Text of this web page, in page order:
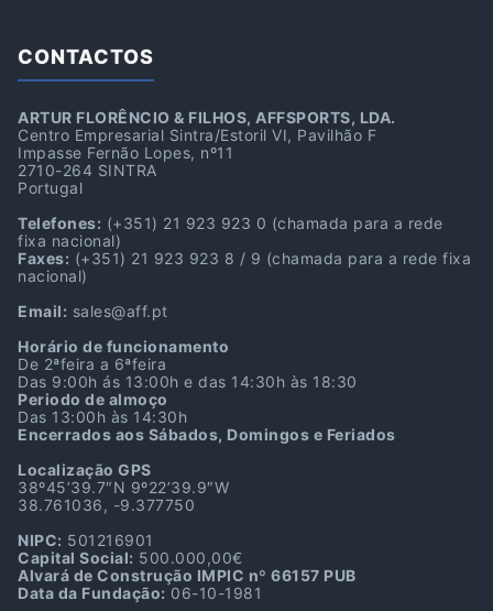
CONTACTOS
ARTUR FLORÊNCIO & FILHOS, AFFSPORTS, LDA.
Centro Empresarial Sintra/Estoril VI, Pavilhão F
Impasse Fernão Lopes, nº11
2710-264 SINTRA
Portugal
Telefones: (+351) 21 923 923 0 (chamada para a rede
fixa nacional)
Faxes: (+351) 21 923 923 8 / 9 (chamada para a rede fixa
nacional)
Email: sales@aff.pt
Horário de funcionamento
De 2ªfeira a 6ªfeira
Das 9:00h ás 13:00h e das 14:30h às 18:30
Periodo de almoço
Das 13:00h às 14:30h
Encerrados aos Sábados, Domingos e Feriados
Localização GPS
38º45’39.7″N 9º22’39.9″W
38.761036, -9.377750
NIPC: 501216901
Capital Social: 500.000,00€
Alvará de Construção IMPIC nº 66157 PUB
Data da Fundação: 06-10-1981